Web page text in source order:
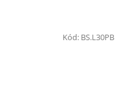
Kód: BS.L30PB